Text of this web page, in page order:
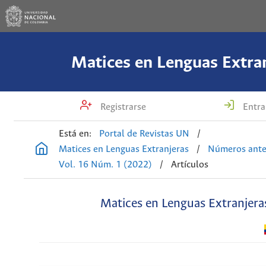
Matices en Lenguas
Registrarse
Está en: Portal de Revistas UN
/
Matices en Lenguas Extranjeras
/
Números
Vol. 16 Núm. 1 (2022)
/ Artículos
Matices en Lenguas